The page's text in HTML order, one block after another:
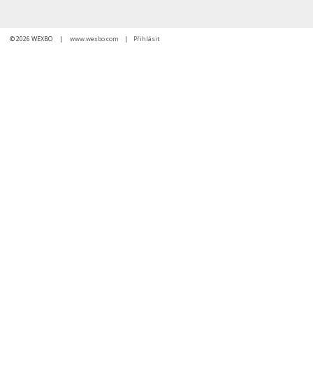
© 2026 WEXBO | www.wexbo.com | Přihlásit